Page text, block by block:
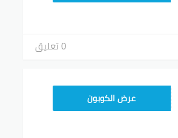
0 تعليق
25GCC4عرض الكوبون